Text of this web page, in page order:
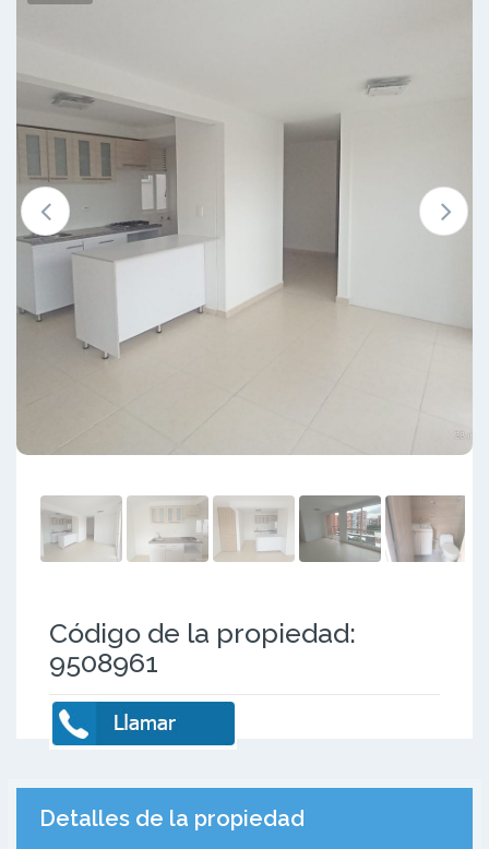
Código de la propiedad:
9508961
Detalles de la propiedad